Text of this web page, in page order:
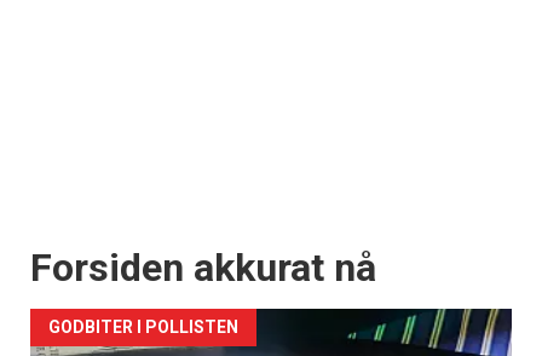
Forsiden akkurat nå
GODBITER I POLLISTEN